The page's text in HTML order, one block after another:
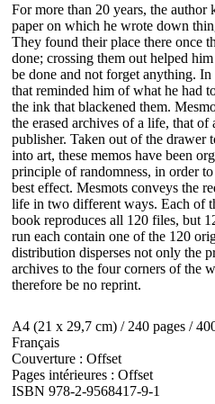
For more than 20 years, the author
paper on which he wrote down
They found their place there once
done; crossing them out helped
be done and not forget anything. In
that reminded him of what he had
the ink that blackened them.
the erased archives of a life, that of
publisher. Taken out of the drawer
into art, these memos have been
principle of randomness, in order
best effect. Mesmots conveys the
life in two different ways. Each of
book reproduces all 120 files, but
run each contain one of the 120
distribution disperses not only the
archives to the four corners of the
therefore be no reprint.
A4 (21 x 29,7 cm) / 240 pages /
Français
Couverture : Offset
Pages intérieures : Offset
ISBN 978-2-9568417-9-1